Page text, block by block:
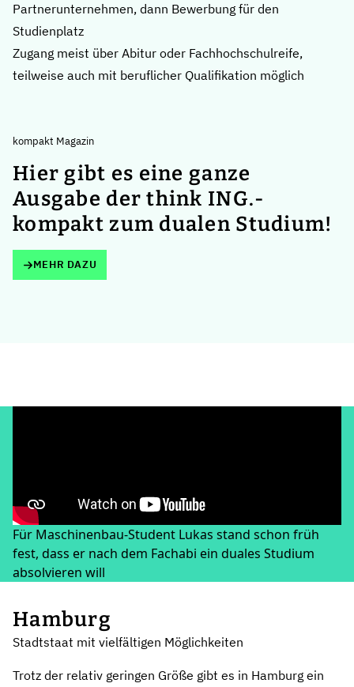
Partnerunternehmen, dann Bewerbung für den
Studienplatz
Zugang meist über Abitur oder Fachhochschulreife,
teilweise auch mit beruflicher Qualifikation möglich
kompakt Magazin
Hier gibt es eine ganze
Ausgabe der think ING.-
kompakt zum dualen Studium!
MEHR DAZU
Für Maschinenbau-Student Lukas stand schon früh
fest, dass er nach dem Fachabi ein duales Studium
absolvieren will
Hamburg
Stadtstaat mit vielfältigen Möglichkeiten
Trotz der relativ geringen Größe gibt es in Hamburg ein